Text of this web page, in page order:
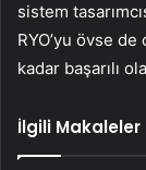
sistem
RYO’yu övse
kadar başarılı
İlgili Makaleler